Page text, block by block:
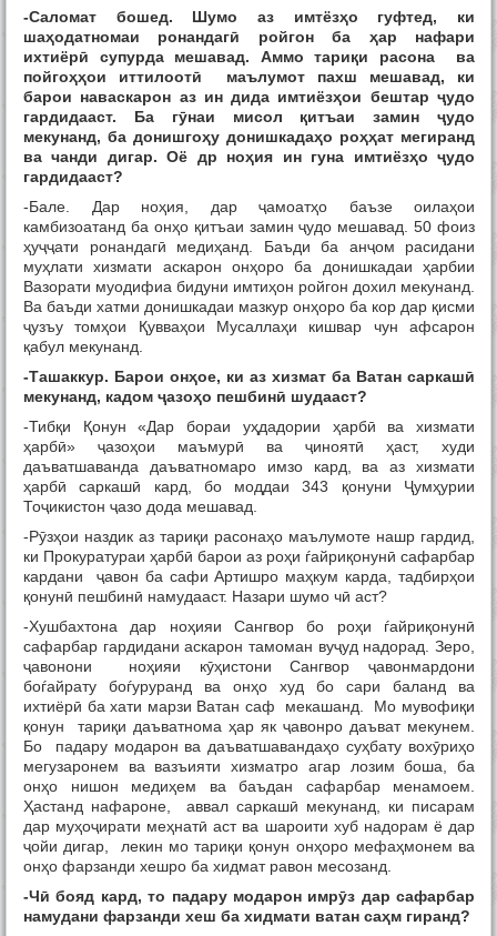
-Саломат бошед. Шумо аз имтёзҳо гуфтед, ки
шаҳодатномаи ронандагӣ ройгон ба ҳар нафари
ихтиёрӣ супурда мешавад. Аммо тариқи расона ва
пойгоҳҳои иттилоотӣ маълумот пахш мешавад, ки
барои наваскарон аз ин дида имтиёзҳои бештарҷудо
гардидааст. Ба гӯнаи мисол қитъаи заминҷудо
мекунанд, ба донишгоҳу донишкадаҳо роҳҳат мегиранд
ва чанди дигар. Оё др ноҳия ин гуна имтиёзҳоҷудо
гардидааст?
-Бале. Дар ноҳия, дар ҷамоатҳо баъзе оилаҳои
камбизоатанд ба онҳо қитъаи замин ҷудо мешавад. 50 фоиз
ҳуҷҷати ронандагӣ медиҳанд. Баъди ба анҷом расидани
муҳлати хизмати аскарон онҳоро ба донишкадаи ҳарбии
Вазорати муодифиа бидуни имтиҳон ройгон дохил мекунанд.
Ва баъди хатми донишкадаи мазкур онҳоро ба кор дар қисми
ҷузъу томҳои Қувваҳои Мусаллаҳи кишвар чун афсарон
қабул мекунанд.
-Ташаккур. Барои онҳое, ки аз хизмат ба Ватан саркашӣ
мекунанд, кадом ҷазоҳо пешбинӣ шудааст?
-Тибқи Қонун «Дар бораи уҳдадории ҳарбӣ ва хизмати
ҳарбӣ» ҷазоҳои маъмурӣ ва ҷиноятӣ ҳаст, худи
даъватшаванда даъватномаро имзо кард, ва аз хизмати
ҳарбӣ саркашӣ кард, бо моддаи 343 қонуни Ҷумҳурии
Тоҷикистон ҷазо дода мешавад.
-Рӯзҳои наздик аз тариқи расонаҳо маълумоте нашр гардид,
ки Прокуратураи ҳарбӣ барои аз роҳи ѓайриқонунӣ сафарбар
кардани ҷавон ба сафи Артишро маҳкум карда, тадбирҳои
қонунӣ пешбинӣ намудааст. Назари шумо чӣ аст?
-Хушбахтона дар ноҳияи Сангвор бо роҳи ѓайриқонунӣ
сафарбар гардидани аскарон тамоман вуҷуд надорад. Зеро,
ҷавонони ноҳияи кӯҳистони Сангвор ҷавонмардони
боѓайрату боѓуруранд ва онҳо худ бо сари баланд ва
ихтиёрӣ ба хати марзи Ватан саф мекашанд. Мо мувофиқи
қонун тариқи даъватнома ҳар як ҷавонро даъват мекунем.
Бо падару модарон ва даъватшавандаҳо суҳбату вохӯриҳо
мегузаронем ва вазъияти хизматро агар лозим боша, ба
онҳо нишон медиҳем ва баъдан сафарбар менамоем.
Ҳастанд нафароне, аввал саркашӣ мекунанд, ки писарам
дар муҳоҷирати меҳнатӣ аст ва шароити хуб надорам ё дар
ҷойи дигар, лекин мо тариқи қонун онҳоро мефаҳмонем ва
онҳо фарзанди хешро ба хидмат равон месозанд.
-Чӣ бояд кард, то падару модарон имрӯз дар сафарбар
намудани фарзанди хеш ба хидмати ватан саҳм гиранд?